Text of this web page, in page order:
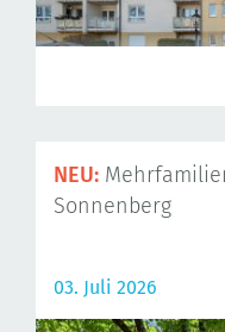
NEU:
Sonnenberg
03. Juli 2026